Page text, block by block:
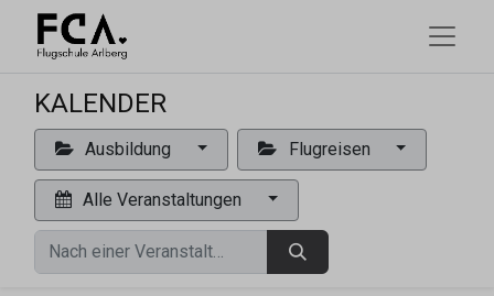
KALENDER
Ausbildung Flugreisen
Alle Veranstaltungen